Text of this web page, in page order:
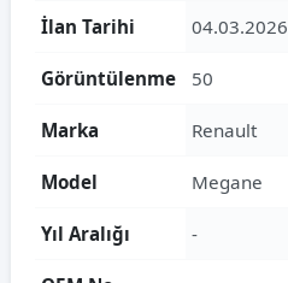
İlan Tarihi 04.03.2026
Görüntülenme 50
Marka Renault
Model Megane
Yıl Aralığı -